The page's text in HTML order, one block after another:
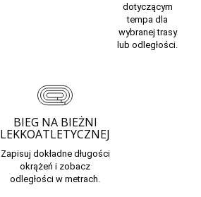
dotyczącym
tempa dla
wybranej trasy
lub odległości.
BIEG NA BIEŻNI
LEKKOATLETYCZNEJ
Zapisuj dokładne długości
okrążeń i zobacz
odległości w metrach.